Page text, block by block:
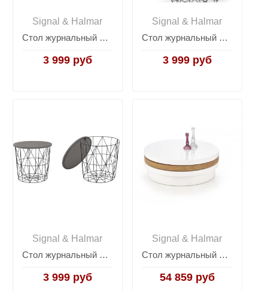
Signal & Halmar
Стол журнальный Halmar MARIFFA (белый/черный)
3 999 руб
Signal & Halmar
Стол журнальный Halmar MARIFFA (натуральный/черный)
3 999 руб
Signal & Halmar
Стол журнальный Halmar MARIFFA (серый/черный)
3 999 руб
Signal & Halmar
Стол журнальный Halmar MICHELLE (белый/дуб золотой)
54 859 руб